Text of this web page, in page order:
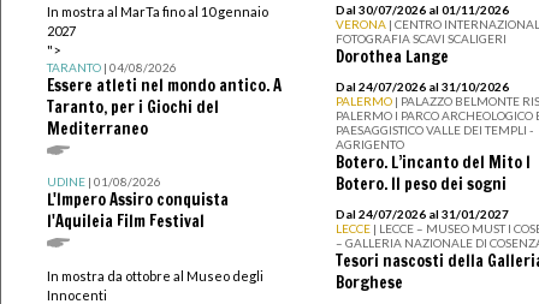
In mostra al MarTa fino al 10 gennaio
2027
">
TARANTO| 04/08/2026
Essere atleti nel mondo antico. A
Taranto, per i Giochi del
Mediterraneo
UDINE| 01/08/2026
L'Impero Assiro conquista
l'Aquileia Film Festival
In mostra da ottobre al Museo degli
Innocenti
Dal 30/07/2026 al 01/11/2026
VERONA | CENTRO
FOTOGRAFIA SCAVI SCALIGERI
Dorothea Lange
Dal 24/07/2026 al 31/10/2026
PALERMO | PALAZZO BELMONTE
PALERMO I PARCO ARCHEOLOGICO
PAESAGGISTICO VALLE DEI TEMPLI -
AGRIGENTO
Botero. L’incanto del Mito I
Botero. Il peso dei sogni
Dal 24/07/2026 al 31/01/2027
LECCE | LECCE – MUSEO MUST I
– GALLERIA NAZIONALE DI
Tesori nascosti della
Borghese